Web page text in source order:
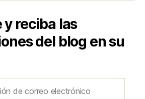
y reciba las
del blog en su